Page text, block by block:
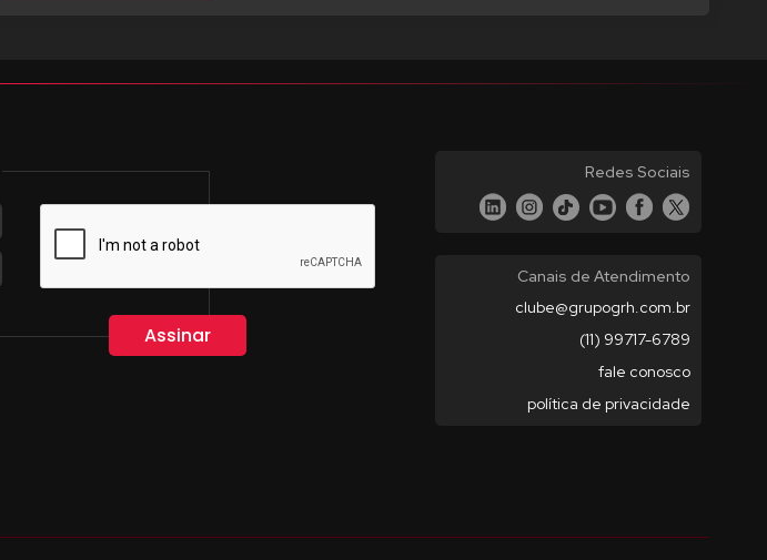
Redes Sociais
Canais de Atendimento
clube@grupogrh.com.br
(11) 99717-6789
fale conosco
política de privacidade